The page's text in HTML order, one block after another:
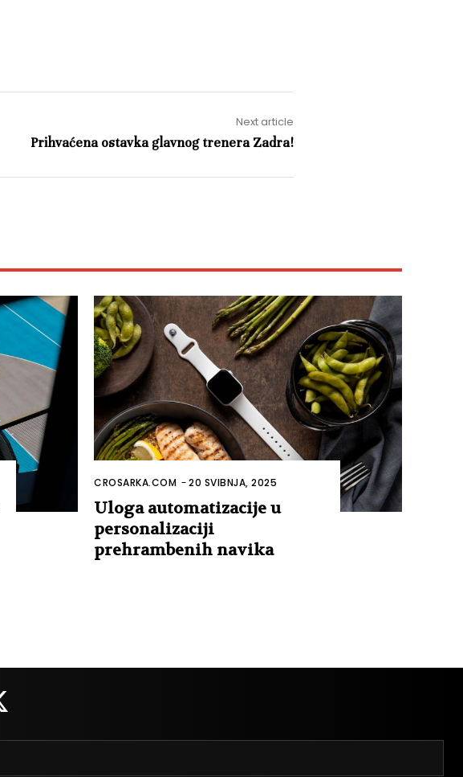
Next article
Prihvaćena ostavka glavnog trenera Zadra!
CROSARKA.COM -20 SVIBNJA, 2025
Uloga automatizacije u
personalizaciji
prehrambenih navika